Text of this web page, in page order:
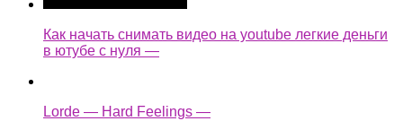
Как начать снимать видео на youtube легкие деньги
в ютубе с нуля —
Lorde — Hard Feelings —